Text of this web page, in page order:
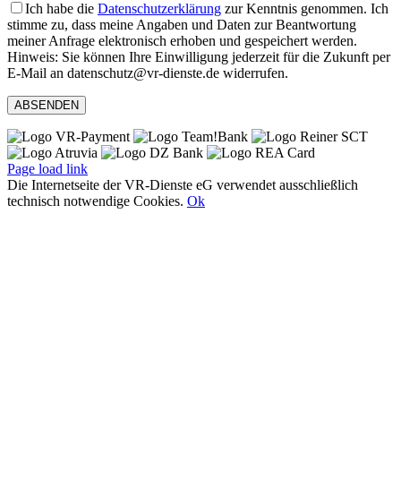
Ich habe die Datenschutzerklärung zur Kenntnis genommen. Ich
stimme zu, dass meine Angaben und Daten zur Beantwortung
meiner Anfrage elektronisch erhoben und gespeichert werden.
Hinweis: Sie können Ihre Einwilligung jederzeit für die Zukunft per
E-Mail an datenschutz@vr-dienste.de widerrufen.
Page load link
Die Internetseite der VR-Dienste eG verwendet ausschließlich
technisch notwendige Cookies. Ok